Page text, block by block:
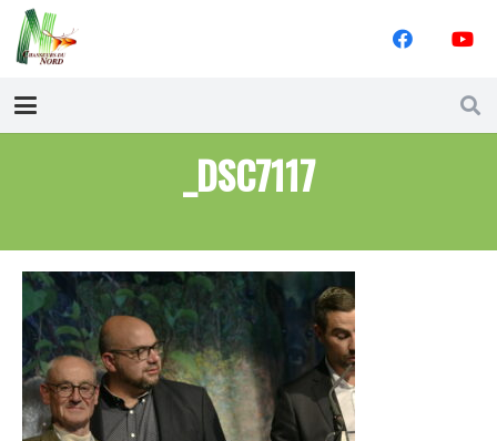
_DSC7117